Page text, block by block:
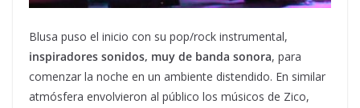
Blusa puso el inicio con su pop/rock instrumental,
inspiradores sonidos, muy de banda sonora, para
comenzar la noche en un ambiente distendido. En similar
atmósfera envolvieron al público los músicos de Zico,